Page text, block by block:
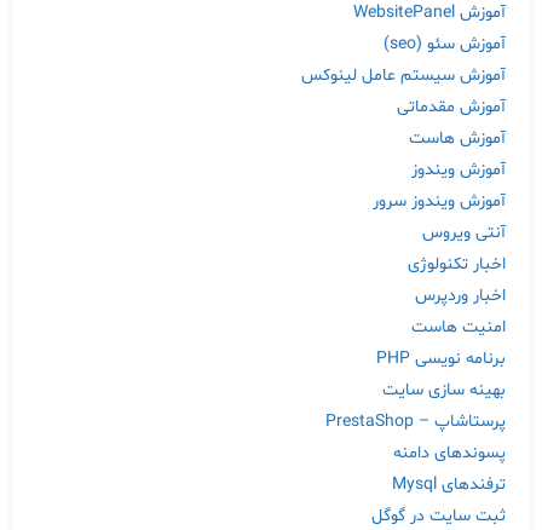
آموزش WebsitePanel
آموزش سئو (seo)
آموزش سیستم عامل لینوکس
آموزش مقدماتی
آموزش هاست
آموزش ویندوز
آموزش ویندوز سرور
آنتی ویروس
اخبار تکنولوژی
اخبار وردپرس
امنیت هاست
برنامه نویسی PHP
بهینه سازی سایت
پرستاشاپ – PrestaShop
پسوندهای دامنه
ترفندهای Mysql
ثبت سایت در گوگل